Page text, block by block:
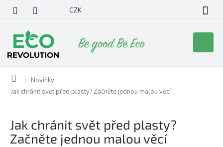
obsah
CZK
košík
Domů
Novinky
Jak chránit svět před plasty? Začněte jednou malou věcí
Jak chránit svět před plasty?
Začněte jednou malou věcí